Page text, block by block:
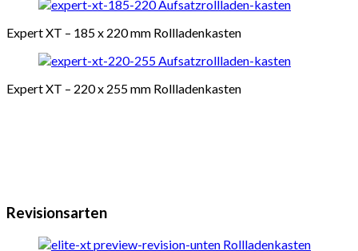
Expert XT – 185 x 220 mm Rollladenkasten
Expert XT – 220 x 255 mm Rollladenkasten
Revisionsarten